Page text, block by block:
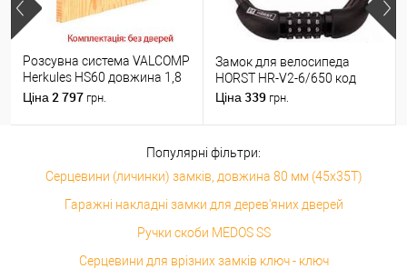
Розсувна система VALCOMP
Herkules HS60 довжина 1,8
м на 1 полотно вагою до 60
Ціна 2 797 грн.
Замок для велосипеда
HORST HR-V2-6/650 код
Ціна 339 грн.
Популярні фільтри:
Серцевини (личинки) замків, довжина 80 мм (45x35T)
Гаражні накладні замки для дерев'яних дверей
Ручки скоби MEDOS SS
Серцевини для врізних замків ключ - ключ